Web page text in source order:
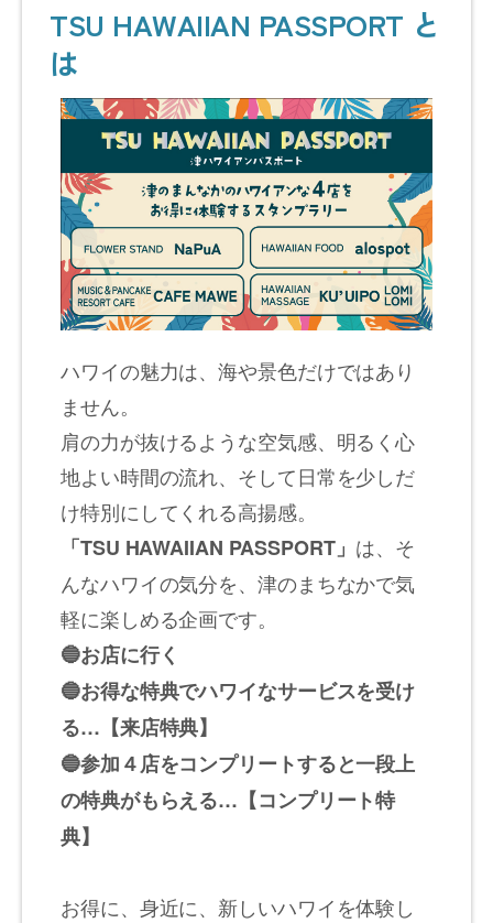
TSU HAWAIIAN PASSPORT と
は
ハワイの魅力は、海や景色だけではあり
ません。
肩の力が抜けるような空気感、明るく心
地よい時間の流れ、そして日常を少しだ
け特別にしてくれる高揚感。
「TSU HAWAIIAN PASSPORT」 は、そ
んなハワイの気分を、津のまちなかで気
軽に楽しめる企画です。
🔵お店に行く
🔵お得な特典でハワイなサービスを受け
る…【来店特典】
🔵参加４店をコンプリートすると一段上
の特典がもらえる…【コンプリート特
典】
お得に、身近に、新しいハワイを体験し